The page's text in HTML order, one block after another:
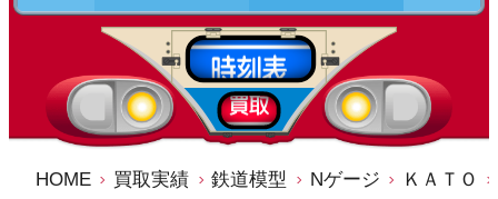
HOME 買取実績 鉄道模型 Nゲージ ＫＡＴＯ